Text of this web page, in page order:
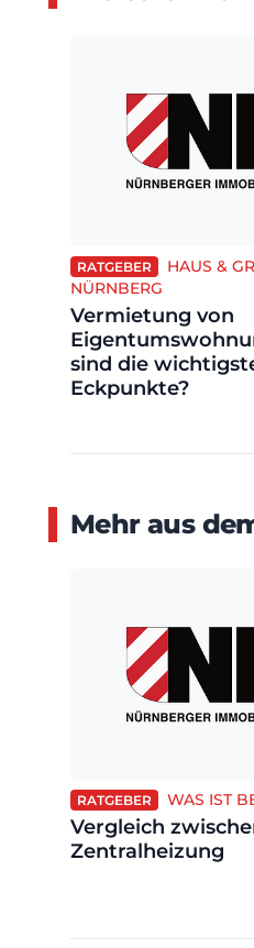
RATGEBER
HAUS &
NÜRNBERG
Vermietung von
sind die
Eckpunkte?
Mehr aus
RATGEBER WAS IST
Vergleich
Zentralheizung